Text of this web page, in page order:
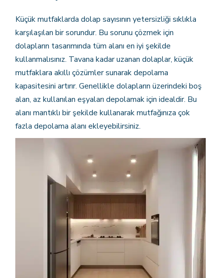
Küçük mutfaklarda dolap sayısının yetersizliği sıklıkla
karşılaşılan bir sorundur. Bu sorunu çözmek için
dolapların tasarımında tüm alanı en iyi şekilde
kullanmalısınız. Tavana kadar uzanan dolaplar, küçük
mutfaklara akıllı çözümler sunarak depolama
kapasitesini artırır. Genellikle dolapların üzerindeki boş
alan, az kullanılan eşyaları depolamak için idealdir. Bu
alanı mantıklı bir şekilde kullanarak mutfağınıza çok
fazla depolama alanı ekleyebilirsiniz.